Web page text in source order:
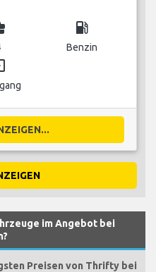
local_gas_station
Benzin
im Angebot bei
Preisen von Thrifty bei